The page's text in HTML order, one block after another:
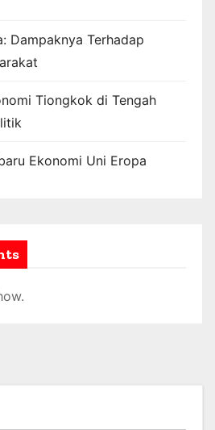
Dampaknya Terhadap
Tiongkok di Tengah
Ekonomi Uni Eropa